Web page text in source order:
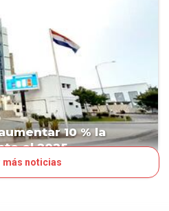
10 % la
el 2025
más noticias